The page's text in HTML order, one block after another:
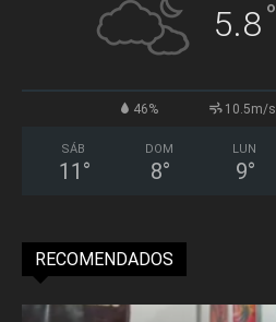
5.8°
46% 10.5m/s
SÁB
11 °
DOM
8°
LUN
9°
RECOMENDADOS